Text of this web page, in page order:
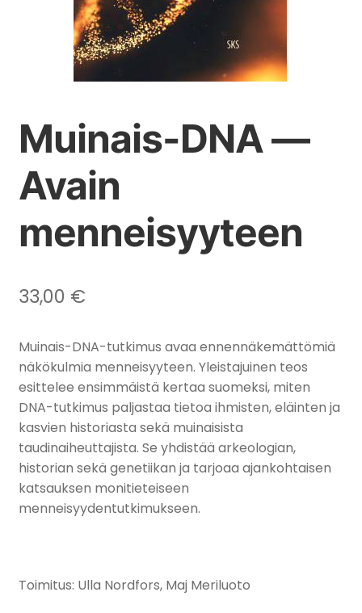
Muinais-DNA —
Avain
menneisyyteen
33,00 €
Muinais-DNA-tutkimus avaa ennennäkemättömiä
näkökulmia menneisyyteen. Yleistajuinen teos
esittelee ensimmäistä kertaa suomeksi, miten
DNA-tutkimus paljastaa tietoa ihmisten, eläinten ja
kasvien historiasta sekä muinaisista
taudinaiheuttajista. Se yhdistää arkeologian,
historian sekä genetiikan ja tarjoaa ajankohtaisen
katsauksen monitieteiseen
menneisyydentutkimukseen.
Toimitus: Ulla Nordfors, Maj Meriluoto